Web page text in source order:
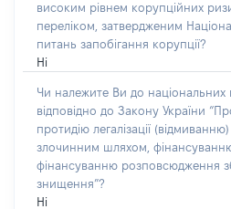
високим рівнем корупційних
переліком, затвердженим
питань запобігання корупції?
Ні
Чи належите Ви до національних
відповідно до Закону України
протидію легалізації
злочинним шляхом,
фінансуванню розповсюдження
знищення”?
Ні